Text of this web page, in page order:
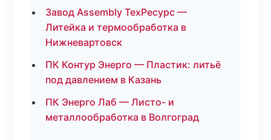
Завод Assembly ТехРесурс —
Литейка и термообработка в
Нижневартовск
ПК Контур Энерго — Пластик: литьё
под давлением в Казань
ПК Энерго Лаб — Листо- и
металлообработка в Волгоград